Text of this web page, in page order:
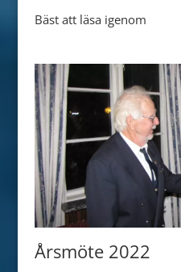
Bäst att läsa igenom
Årsmöte 2022